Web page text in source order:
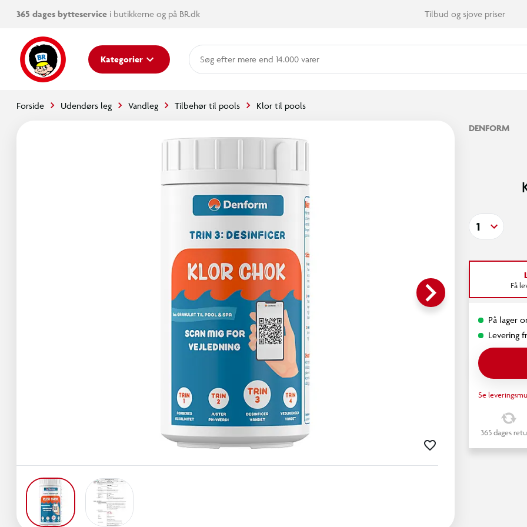
365 dages bytteservice i butikkerne og på BR.dk Tilbud og sjove priser
Kategorier mere end 14.000 varer
Forside Udendørs leg Vandleg Tilbehør til pools Klor til pools
keyboard_arrow_right
DENFORM
1
Få
På lager
Levering
Se
365 dages